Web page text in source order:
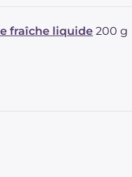
fraîche liquide 200 g